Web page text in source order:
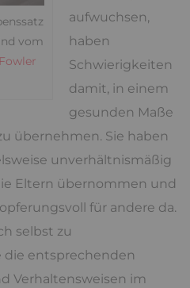
vom
aufwuchsen,
haben
Schwierigkeiten
damit, in einem
gesunden Maße
übernehmen. Sie haben
unverhältnismäßig
Eltern übernommen und
für andere da.
selbst zu
die entsprechenden
Verhaltensweisen im